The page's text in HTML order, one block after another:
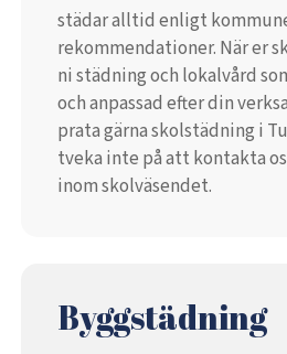
städar alltid enligt
rekommendationer. När er
ni städning och lokalvård
och anpassad efter din
prata gärna skolstädning i
tveka inte på att kontakta
inom skolväsendet.
Byggstädning